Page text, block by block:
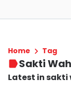
Home Tag
Sakti
Latest in